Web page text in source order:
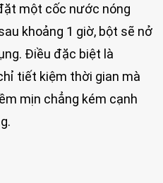
một cốc nước nóng
khoảng 1 giờ, bột sẽ nở
Điều đặc biệt là
tiết kiệm thời gian mà
mịn chẳng kém cạnh